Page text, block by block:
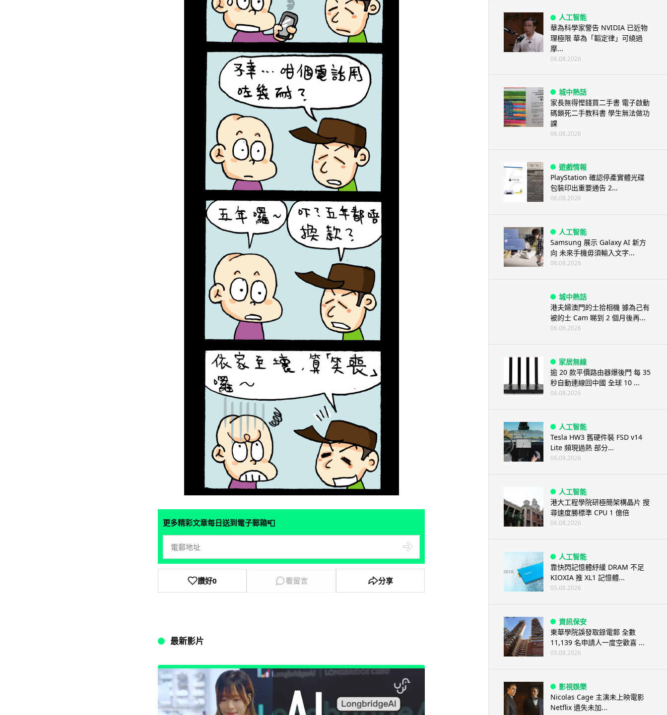
更多精彩文章每日送到電子郵箱📮
讚好0 看留言 分享
最新影片
人工智能
華為科學家警告 NVIDIA 已近物
理極限 華為「韜定律」可繞過
摩...
06.08.2026
城中熱話
家長無得慳錢買二手書 電子啟動
碼鎖死二手教科書 學生無法做功
課
06.08.2026
遊戲情報
PlayStation 確認停產實體光碟
包裝印出重要通告 2...
06.08.2026
人工智能
Samsung 展示 Galaxy AI 新方
向 未來手機毋須輸入文字...
06.08.2026
城中熱話
港夫婦澳門的士拾相機 據為己有
被的士 Cam 睇到 2 個月後再...
06.08.2026
家居無線
逾 20 款平價路由器爆後門 每 35
秒自動連線回中國 全球 10 ...
06.08.2026
人工智能
Tesla HW3 舊硬件裝 FSD v14
Lite 頻現過熱 部分...
06.08.2026
人工智能
港大工程學院研極簡架構晶片 搜
尋速度勝標準 CPU 1 億倍
06.08.2026
人工智能
靠快閃記憶體紓緩 DRAM 不足
KIOXIA 推 XL1 記憶體...
05.08.2026
資訊保安
東華學院誤發取錄電郵 全數
11,139 名申請人一度空歡喜 ...
05.08.2026
影視娛樂
Nicolas Cage 主演未上映電影
Netflix 遺失未加...